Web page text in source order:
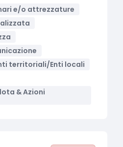
e/o attrezzature
territoriali/Enti locali
& Azioni